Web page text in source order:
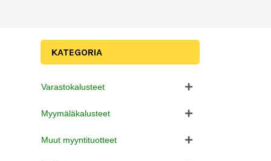
KATEGORIA
Varastokalusteet
Myymäläkalusteet
Muut myyntituotteet